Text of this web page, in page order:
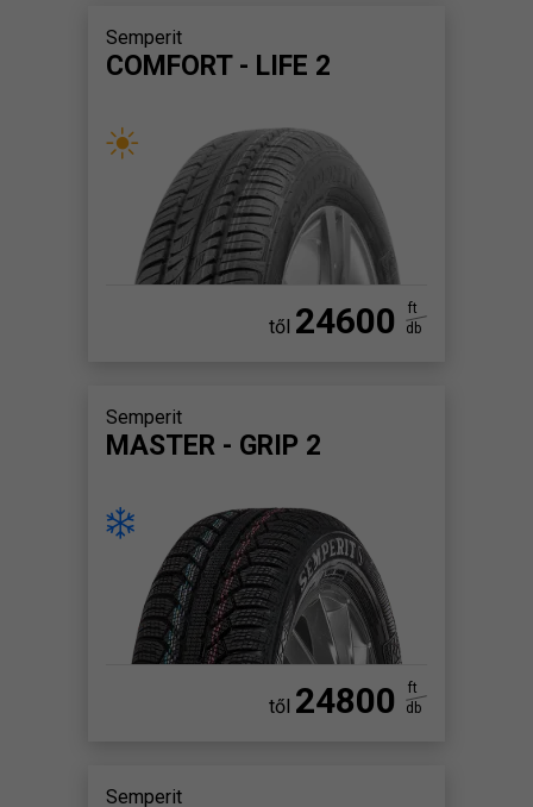
Semperit
COMFORT - LIFE 2
től 24600
ft
db
Semperit
MASTER - GRIP 2
től 24800
ft
db
Semperit